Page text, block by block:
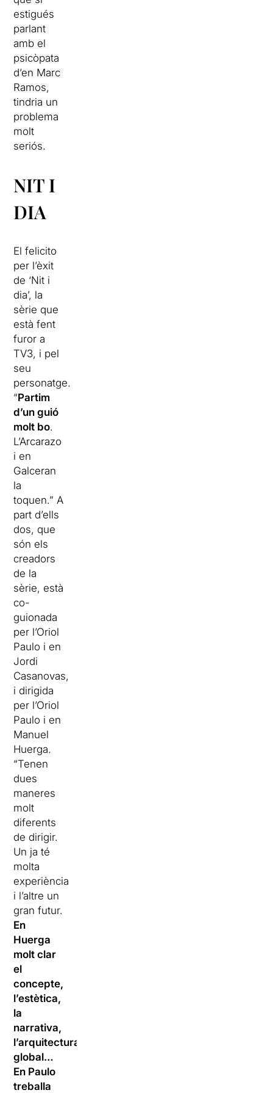
estigués
parlant
amb el
psicòpata
d’en Marc
Ramos,
tindria un
problema
molt
seriós.
NIT I
DIA
El felicito
per l’èxit
de ‘Nit i
dia’, la
sèrie que
està fent
furor a
TV3, i pel
seu
personatge.
“Partim
d’un guió
molt bo.
L’Arcarazo
i en
Galceran
la
toquen.” A
part d’ells
dos, que
són els
creadors
de la
sèrie, està
co-
guionada
per l’Oriol
Paulo i en
Jordi
Casanovas,
i dirigida
per l’Oriol
Paulo i en
Manuel
Huerga.
“Tenen
dues
maneres
molt
diferents
de dirigir.
Un ja té
molta
experiència
i l’altre un
gran futur.
En
Huerga
molt clar
el
concepte,
l’estètica,
la
narrativa,
l’arquitectura
global…
En Paulo
treballa